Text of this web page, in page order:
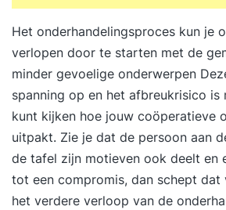
Het onderhandelingsproces kun je
verlopen door te starten met de
minder gevoelige onderwerpen
spanning op en het afbreukrisico is
kunt kijken hoe jouw coöperatieve
uitpakt. Zie je dat de persoon aan
de tafel zijn motieven ook deelt en
tot een compromis, dan schept
het verdere verloop van de